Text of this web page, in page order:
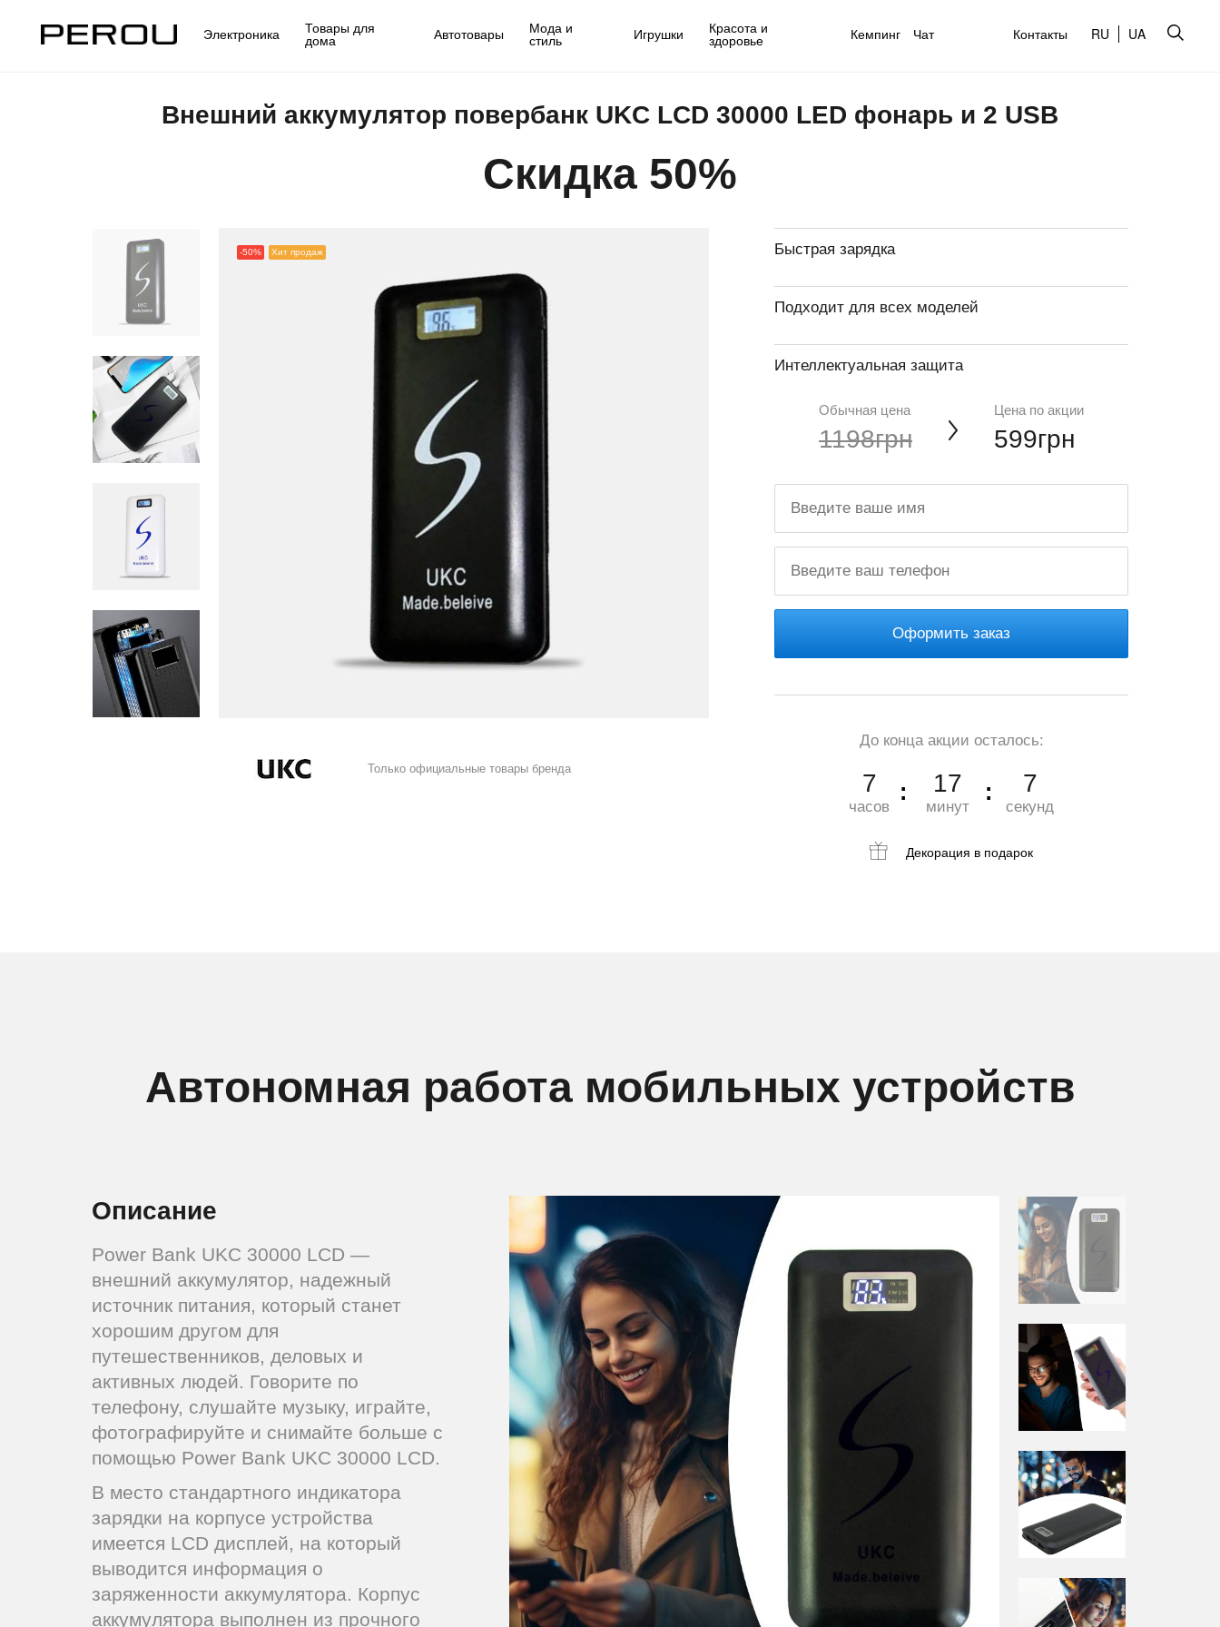
Электроника Товары для
дома Автотовары Мода и
стиль Игрушки Красота и
здоровье Кемпинг Чат Контакты RU UA
Внешний аккумулятор повербанк UKC LCD 30000 LED фонарь и 2 USB
Скидка 50%
-50% Хит продаж
Только официальные товары бренда
Быстрая зарядка
Подходит для всех моделей
Интеллектуальная защита
Обычная цена
1198грн
Цена по акции
599грн
Оформить заказ
До конца акции осталось:
7
часов
17
минут
5
секунд
Декорация в подарок
Автономная работа мобильных устройств
Описание
Power Bank UKC 30000 LCD ―
внешний аккумулятор, надежный
источник питания, который станет
хорошим другом для
путешественников, деловых и
активных людей. Говорите по
телефону, слушайте музыку, играйте,
фотографируйте и снимайте больше с
помощью Power Bank UKC 30000 LCD.
В место стандартного индикатора
зарядки на корпусе устройства
имеется LCD дисплей, на который
выводится информация о
заряженности аккумулятора. Корпус
аккумулятора выполнен из прочного